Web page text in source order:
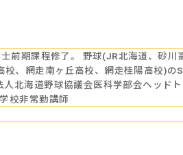
前期課程修了。 野球(JR北海道、砂川
、網走南ヶ丘高校、網走桂陽高校)の
北海道野球協議会医科学部会ヘッド
校非常勤講師